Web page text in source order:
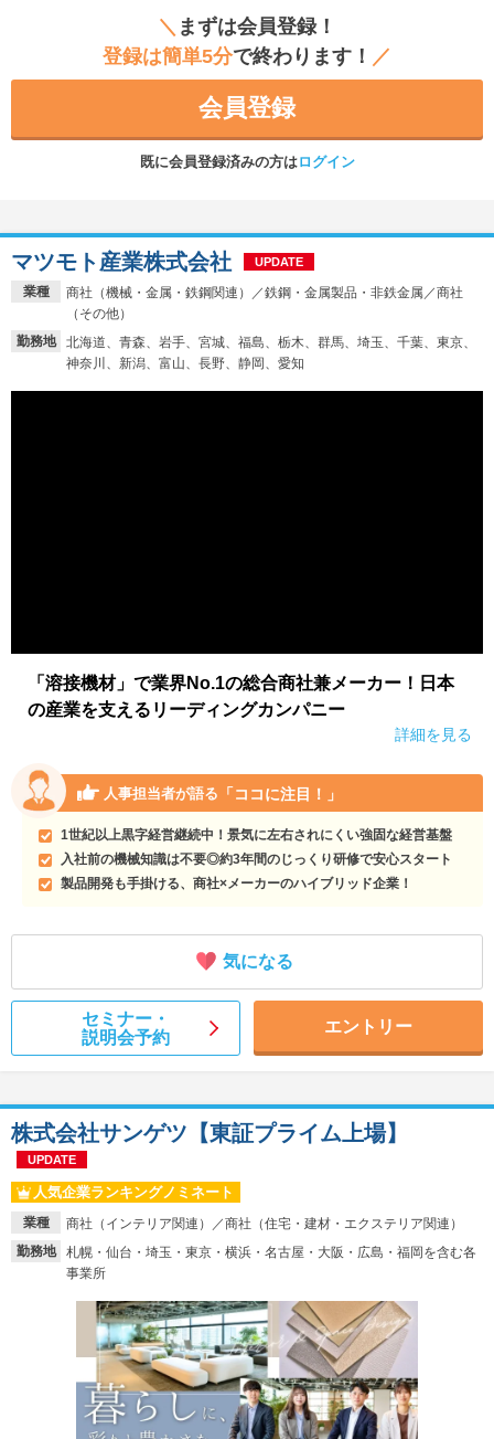
＼ まずは会員登録！
登録は簡単5分で終わります！ ／
会員登録
既に会員登録済みの方はログイン
業種
商社（機械・金属・鉄鋼関連）／鉄鋼・金属製品・非鉄金属／商社
（その他）
勤務地
北海道、青森、岩手、宮城、福島、栃木、群馬、埼玉、千葉、東京、
神奈川、新潟、富山、長野、静岡、愛知
マツモト産業株式会社 UPDATE
「溶接機材」で業界No.1の総合商社兼メーカー！日本
の産業を支えるリーディングカンパニー
詳細を見る
人事担当者が語る 「ココに注目！」
1世紀以上黒字経営継続中！景気に左右されにくい強固な経営基盤
入社前の機械知識は不要◎約3年間のじっくり研修で安心スタート
製品開発も手掛ける、商社×メーカーのハイブリッド企業！
気になる
セミナー・
説明会予約
エントリー
業種
商社（インテリア関連）／商社（住宅・建材・エクステリア関連）
勤務地
札幌・仙台・埼玉・東京・横浜・名古屋・大阪・広島・福岡を含む各
事業所
株式会社サンゲツ【東証プライム上場】
UPDATE
人気企業ランキングノミネート